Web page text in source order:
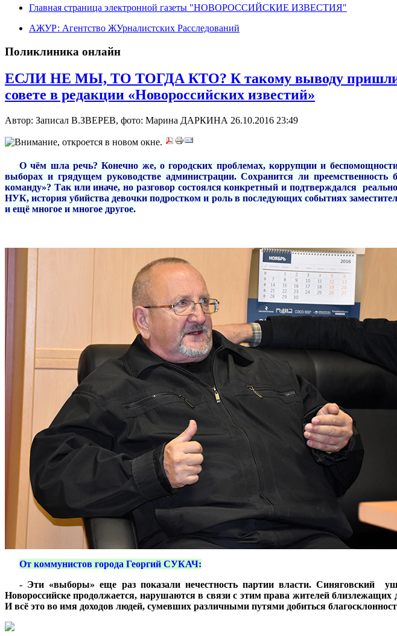
Главная страница электронной газеты "НОВОРОССИЙСКИЕ ИЗВЕСТИЯ"
АЖУР: Агентство ЖУрналистских Расследований
Поликлиника онлайн
ЕСЛИ НЕ МЫ, ТО ТОГДА КТО? К такому выводу пришли
совете в редакции «Новороссийских известий»
Автор: Записал В.ЗВЕРЕВ, фото: Марина ДАРКИНА 26.10.2016 23:49
О чём шла речь? Конечно же, о городских проблемах, коррупции и
выборах и грядущем руководстве администрации. Сохранится ли
команду»? Так или иначе, но разговор состоялся конкретный и подтверждался
НУК, история убийства девочки подростком и роль в последующих событиях
и ещё многое и многое другое.
От коммунистов города Георгий СУКАЧ:
- Эти «выборы» еще раз показали нечестность партии власти. Синяговский
Новороссийске продолжается, нарушаются в связи с этим права жителей
И всё это во имя доходов людей, сумевших различными путями добиться